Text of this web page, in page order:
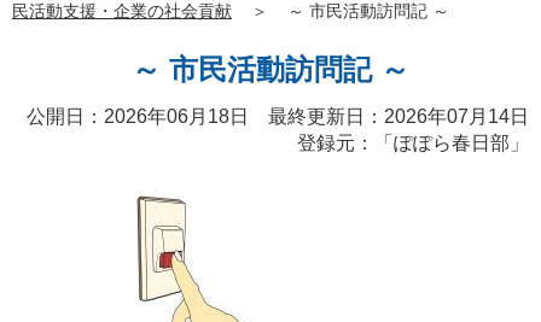
民活動支援・企業の社会貢献
＞ ～ 市民活動訪問記 ～
～ 市民活動訪問記 ～
公開日：2026年06月18日 最終更新日：2026年07月14日
登録元：「ぽぽら春日部」